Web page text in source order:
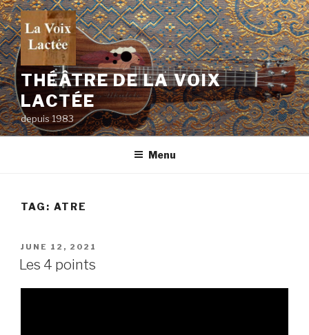
Skip
to
content
THÉÂTRE DE LA VOIX
LACTÉE
depuis 1983
Menu
TAG: ATRE
POSTED
ON
JUNE 12, 2021
Les 4 points